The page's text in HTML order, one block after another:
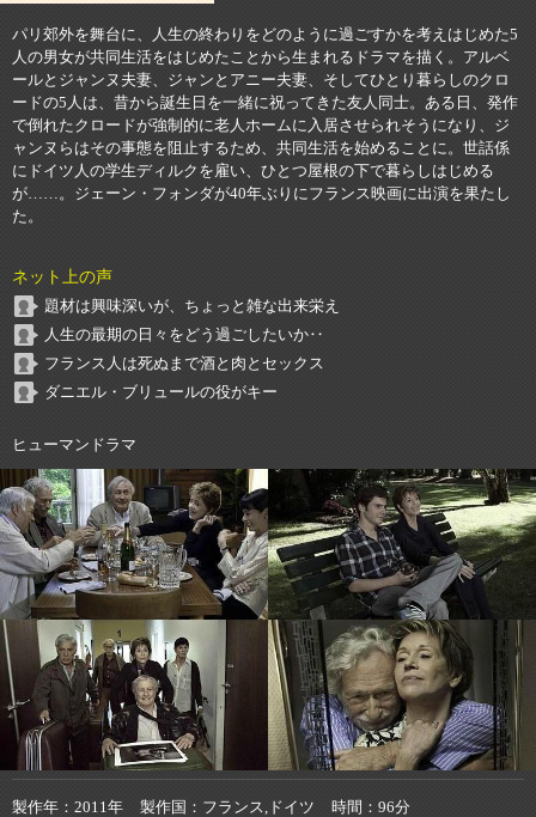
パリ郊外を舞台に、人生の終わりをどのように過ごすかを考えはじめた5
人の男女が共同生活をはじめたことから生まれるドラマを描く。アルベ
ールとジャンヌ夫妻、ジャンとアニー夫妻、そしてひとり暮らしのクロ
ードの5人は、昔から誕生日を一緒に祝ってきた友人同士。ある日、発作
で倒れたクロードが強制的に老人ホームに入居させられそうになり、ジ
ャンヌらはその事態を阻止するため、共同生活を始めることに。世話係
にドイツ人の学生ディルクを雇い、ひとつ屋根の下で暮らしはじめる
が……。ジェーン・フォンダが40年ぶりにフランス映画に出演を果たし
た。
ネット上の声
題材は興味深いが、ちょっと雑な出来栄え
人生の最期の日々をどう過ごしたいか‥
フランス人は死ぬまで酒と肉とセックス
ダニエル・ブリュールの役がキー
ヒューマンドラマ
製作年 2011年 製作国 フランス,ドイツ 時間
96分